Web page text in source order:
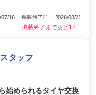
07/16 掲載終了日： 2026/08/21
掲載終了まであと12日
タッフ
始められるタイヤ交換